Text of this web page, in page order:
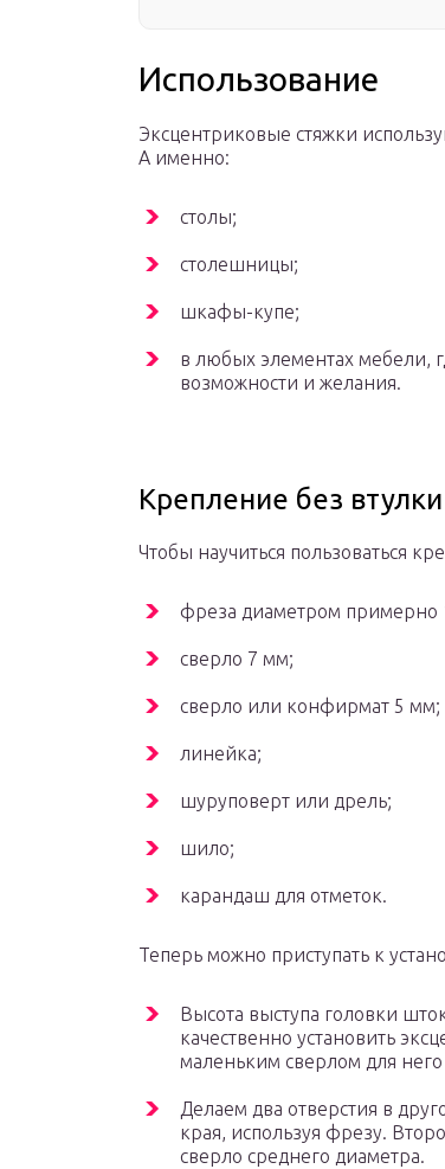
Использование
Эксцентриковые стяжки
А именно:
столы;
столешницы;
шкафы-купе;
в любых элементах мебели,
возможности и желания.
Крепление без втулки
Чтобы научиться пользоваться
фреза диаметром примерно
сверло 7 мм;
сверло или конфирмат 5 мм;
линейка;
шуруповерт или дрель;
шило;
карандаш для отметок.
Теперь можно приступать к
Высота выступа головки
качественно установить
маленьким сверлом для
Делаем два отверстия в
края, используя фрезу.
сверло среднего диаметра.